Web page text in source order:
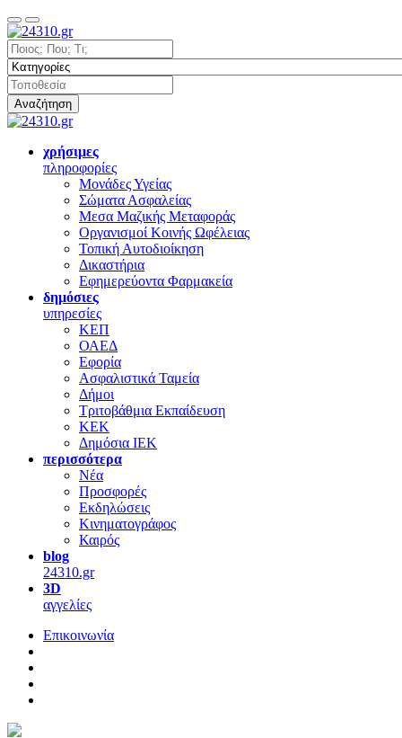
Αναζήτηση
χρήσιμες
πληροφορίες
Μονάδες Υγείας
Σώματα Ασφαλείας
Μεσα Μαζικής Μεταφοράς
Οργανισμοί Κοινής Ωφέλειας
Τοπική Αυτοδιοίκηση
Δικαστήρια
Εφημερεύοντα Φαρμακεία
δημόσιες
υπηρεσίες
ΚΕΠ
ΟΑΕΔ
Εφορία
Ασφαλιστικά Ταμεία
Δήμοι
Τριτοβάθμια Εκπαίδευση
ΚΕΚ
Δημόσια ΙΕΚ
περισσότερα
Νέα
Προσφορές
Εκδηλώσεις
Κινηματογράφος
Καιρός
blog
24310.gr
3D
αγγελίες
Επικοινωνία